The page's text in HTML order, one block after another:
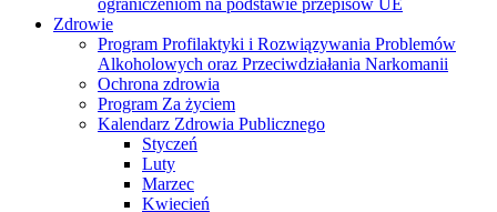
ograniczeniom na podstawie przepisów UE
Zdrowie
Program Profilaktyki i Rozwiązywania Problemów
Alkoholowych oraz Przeciwdziałania Narkomanii
Ochrona zdrowia
Program Za życiem
Kalendarz Zdrowia Publicznego
Styczeń
Luty
Marzec
Kwiecień